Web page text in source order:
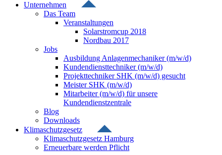
Unternehmen
Das Team
Veranstaltungen
Solarstromcup 2018
Nordbau 2017
Jobs
Ausbildung Anlagenmechaniker (m/w/d)
Kundendiensttechniker (m/w/d)
Projekttechniker SHK (m/w/d) gesucht
Meister SHK (m/w/d)
Mitarbeiter (m/w/d) für unsere
Kundendienstzentrale
Blog
Downloads
Klimaschutzgesetz
Klimaschutzgesetz Hamburg
Erneuerbare werden Pflicht